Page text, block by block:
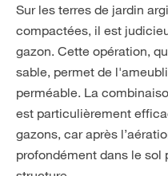
Sur les terres de jardin
compactées, il est
gazon. Cette opération,
sable, permet de
perméable. La
est particulièrement
gazons, car après
profondément dans le sol